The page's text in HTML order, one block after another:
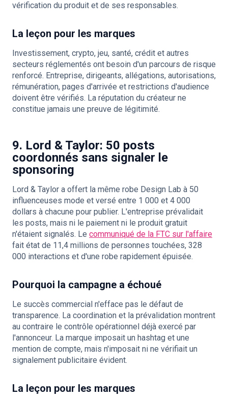
vérification du produit et de ses responsables.
La leçon pour les marques
Investissement, crypto, jeu, santé, crédit et autres
secteurs réglementés ont besoin d'un parcours de risque
renforcé. Entreprise, dirigeants, allégations, autorisations,
rémunération, pages d'arrivée et restrictions d'audience
doivent être vérifiés. La réputation du créateur ne
constitue jamais une preuve de légitimité.
9. Lord & Taylor: 50 posts
coordonnés sans signaler le
sponsoring
Lord & Taylor a offert la même robe Design Lab à 50
influenceuses mode et versé entre 1 000 et 4 000
dollars à chacune pour publier. L'entreprise prévalidait
les posts, mais ni le paiement ni le produit gratuit
n'étaient signalés. Le communiqué de la FTC sur l'affaire
fait état de 11,4 millions de personnes touchées, 328
000 interactions et d'une robe rapidement épuisée.
Pourquoi la campagne a échoué
Le succès commercial n'efface pas le défaut de
transparence. La coordination et la prévalidation montrent
au contraire le contrôle opérationnel déjà exercé par
l'annonceur. La marque imposait un hashtag et une
mention de compte, mais n'imposait ni ne vérifiait un
signalement publicitaire évident.
La leçon pour les marques